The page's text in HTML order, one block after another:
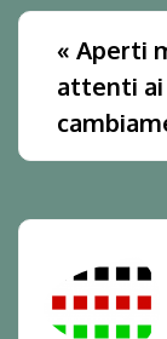
« Aperti
attenti ai